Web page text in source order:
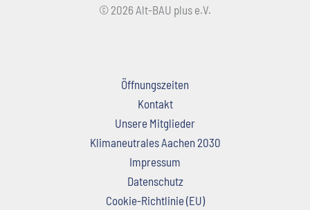
© 2026 Alt-BAU plus e.V.
Öffnungszeiten
Kontakt
Unsere Mitglieder
Klimaneutrales Aachen 2030
Impressum
Datenschutz
Cookie-Richtlinie (EU)